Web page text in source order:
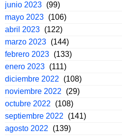
junio 2023 (99)
mayo 2023 (106)
abril 2023 (122)
marzo 2023 (144)
febrero 2023 (133)
enero 2023 (111)
diciembre 2022
(108)
noviembre 2022
(29)
octubre 2022
(108)
septiembre 2022
(141)
agosto 2022
(139)